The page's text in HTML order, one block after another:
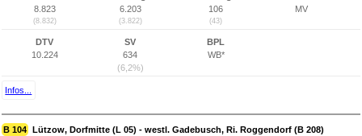
8.823
(8.832)
6.203
(3.822)
106
(43)
MV
DTV
10.224
SV
634
(6,2%)
BPL
WB*
Infos...
B 104 Lützow, Dorfmitte (L 05) - westl. Gadebusch, Ri. Roggendorf (B 208)